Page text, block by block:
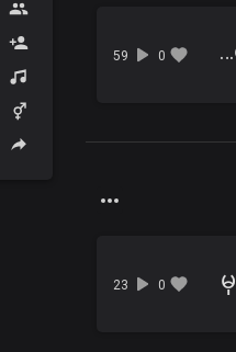
07 - ပန်းနဲ့ပေါက်တာလည်းနာခြင်တယ်.mp3
59
23